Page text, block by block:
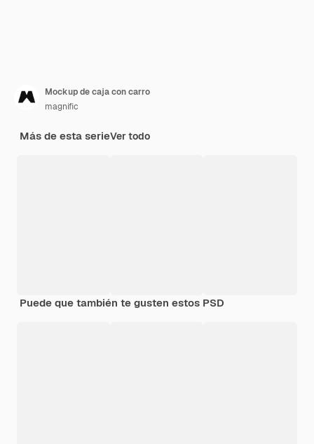
Mockup de caja con carro
magnific
Más de esta serieVer todo
Puede que también te gusten estos PSD